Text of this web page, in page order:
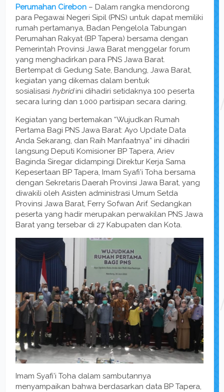
Perumahan Cirebon – Dalam rangka mendorong
para Pegawai Negeri Sipil (PNS) untuk dapat memiliki
rumah pertamanya, Badan Pengelola Tabungan
Perumahan Rakyat (BP Tapera) bersama dengan
Pemerintah Provinsi Jawa Barat menggelar forum
yang menghadirkan para PNS Jawa Barat.
Bertempat di Gedung Sate, Bandung, Jawa Barat,
kegiatan yang dikemas dalam bentuk
sosialisasi hybridini dihadiri setidaknya 100 peserta
secara luring dan 1.000 partisipan secara daring.
Kegiatan yang bertemakan “Wujudkan Rumah
Pertama Bagi PNS Jawa Barat: Ayo Update Data
Anda Sekarang, dan Raih Manfaatnya” ini dihadiri
langsung Deputi Komisioner BP Tapera, Ariev
Baginda Siregar didampingi Direktur Kerja Sama
Kepesertaan BP Tapera, Imam Syafi’i Toha bersama
dengan Sekretaris Daerah Provinsi Jawa Barat, yang
diwakili oleh Asisten administrasi Umum Setda
Provinsi Jawa Barat, Ferry Sofwan Arif. Sedangkan
peserta yang hadir merupakan perwakilan PNS Jawa
Barat yang tersebar di 27 Kabupaten dan Kota.
Imam Syafi’i Toha dalam sambutannya
menyampaikan bahwa berdasarkan data BP Tapera,